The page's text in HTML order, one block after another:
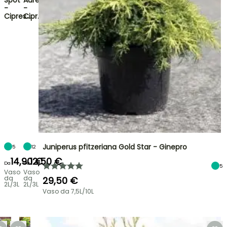
-
Cipres…
5
Da14,90 €
Vaso
da
2L/3L
-
Cipr…
12
Da12,50 €
Vaso
da
2L/3L
Juniperus pfitzeriana Gold Star - Ginepro
5
29,50 €
Vaso da 7,5L/10L